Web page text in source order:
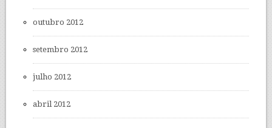
outubro 2012
setembro 2012
julho 2012
abril 2012